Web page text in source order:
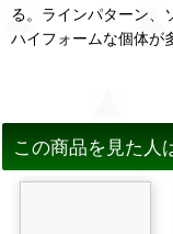
る。ラインパターン、
ハイフォームな個体が
この商品を見た人